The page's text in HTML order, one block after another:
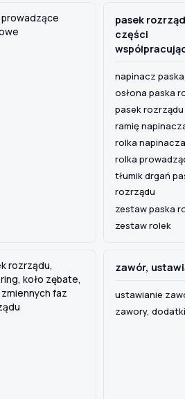
prowadzące
pasek
części
napinacz paska
osłona paska
pasek rozrządu
ramię
rolka napinacza
rolka
tłumik drgań
rozrządu
zestaw paska
zestaw rolek
rozrządu,
koło zębate,
zmiennych faz
zawór,
ustawianie
zawory, dodatki